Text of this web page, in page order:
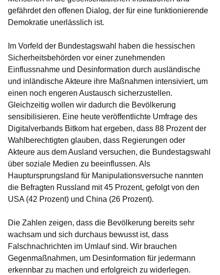
gefährdet den offenen Dialog, der für eine funktionierende
Demokratie unerlässlich ist.
Im Vorfeld der Bundestagswahl haben die hessischen
Sicherheitsbehörden vor einer zunehmenden
Einflussnahme und Desinformation durch ausländische
und inländische Akteure ihre Maßnahmen intensiviert, um
einen noch engeren Austausch sicherzustellen.
Gleichzeitig wollen wir dadurch die Bevölkerung
sensibilisieren. Eine heute veröffentlichte Umfrage des
Digitalverbands Bitkom hat ergeben, dass 88 Prozent der
Wahlberechtigten glauben, dass Regierungen oder
Akteure aus dem Ausland versuchen, die Bundestagswahl
über soziale Medien zu beeinflussen. Als
Hauptursprungsland für Manipulationsversuche nannten
die Befragten Russland mit 45 Prozent, gefolgt von den
USA (42 Prozent) und China (26 Prozent).
Die Zahlen zeigen, dass die Bevölkerung bereits sehr
wachsam und sich durchaus bewusst ist, dass
Falschnachrichten im Umlauf sind. Wir brauchen
Gegenmaßnahmen, um Desinformation für jedermann
erkennbar zu machen und erfolgreich zu widerlegen.